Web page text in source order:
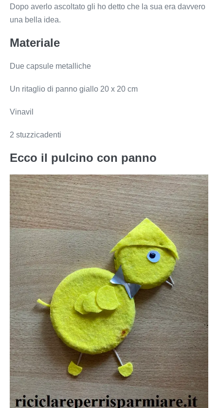
Dopo averlo ascoltato gli ho detto che la sua era davvero
una bella idea.
Materiale
Due capsule metalliche
Un ritaglio di panno giallo 20 x 20 cm
Vinavil
2 stuzzicadenti
Ecco il pulcino con panno